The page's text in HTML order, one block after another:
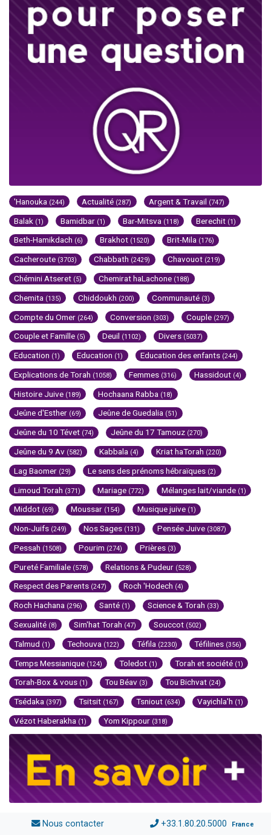
'Hanouka (244) Actualité (287) Argent & Travail (747)
Balak (1) Bamidbar (1) Bar-Mitsva (118) Berechit (1)
Beth-Hamikdach (6) Brakhot (1520) Brit-Mila (176)
Cacheroute (3703) Chabbath (2429) Chavouot (219)
Chémini Atseret (5) Chemirat haLachone (188)
Chemita (135) Chiddoukh (200) Communauté (3)
Compte du Omer (264) Conversion (303) Couple (297)
Couple et Famille (5) Deuil (1102) Divers (5037)
Education (1) Education (1) Education des enfants (244)
Explications de Torah (1058) Femmes (316) Hassidout (4)
Histoire Juive (189) Hochaana Rabba (18)
Jeûne d'Esther (69) Jeûne de Guedalia (51)
Jeûne du 10 Tévet (74) Jeûne du 17 Tamouz (270)
Jeûne du 9 Av (582) Kabbala (4) Kriat haTorah (220)
Lag Baomer (29) Le sens des prénoms hébraïques (2)
Limoud Torah (371) Mariage (772) Mélanges lait/viande (1)
Middot (69) Moussar (154) Musique juive (1)
Non-Juifs (249) Nos Sages (131) Pensée Juive (3087)
Pessah (1508) Pourim (274) Prières (3)
Pureté Familiale (578) Relations & Pudeur (528)
Respect des Parents (247) Roch 'Hodech (4)
Roch Hachana (296) Santé (1) Science & Torah (33)
Sexualité (8) Sim'hat Torah (47) Souccot (502)
Talmud (1) Techouva (122) Téfila (2230) Téfilines (356)
Temps Messianique (124) Toledot (1) Torah et société (1)
Torah-Box & vous (1) Tou Béav (3) Tou Bichvat (24)
Tsédaka (397) Tsitsit (167) Tsniout (634) Vayichla'h (1)
Vézot Haberakha (1) Yom Kippour (318)
Nous contacter +33.1.80.20.5000 France